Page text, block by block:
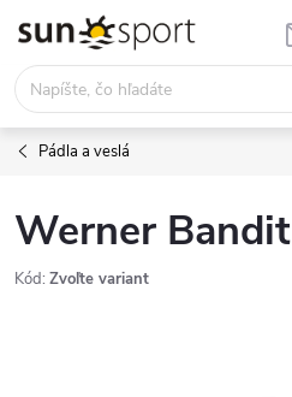
obsah
Pádla a veslá
Werner Bandit
Kód: Zvoľte variant